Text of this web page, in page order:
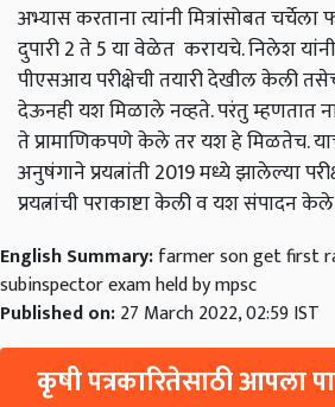
अभ्यास करताना त्यांनी मित्रांसोबत चर्चेला
दुपारी 2 ते 5 या वेळेत करायचे. निलेश
पीएसआय परीक्षेची तयारी देखील केली
देऊनही यश मिळाले नव्हते. परंतु म्हणतात
ते प्रामाणिकपणे केले तर यश हे मिळतेच.
अनुषंगाने प्रयत्नांती 2019 मध्ये झालेल्या
प्रयत्नांची पराकाष्टा केली व यश संपादन
English Summary:farmer son get first
subinspector exam held by mpsc
Published on:27 March 2022, 02:59 IST
कृषी पत्रकारितेसाठी आपला